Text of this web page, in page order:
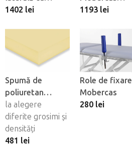
piciorul
1402 lei
argintiu
1193 lei
Spumă de
poliuretan
Mobercas
la alegere
diferite grosimi și
densități
481 lei
Role de fixare
Mobercas
280 lei